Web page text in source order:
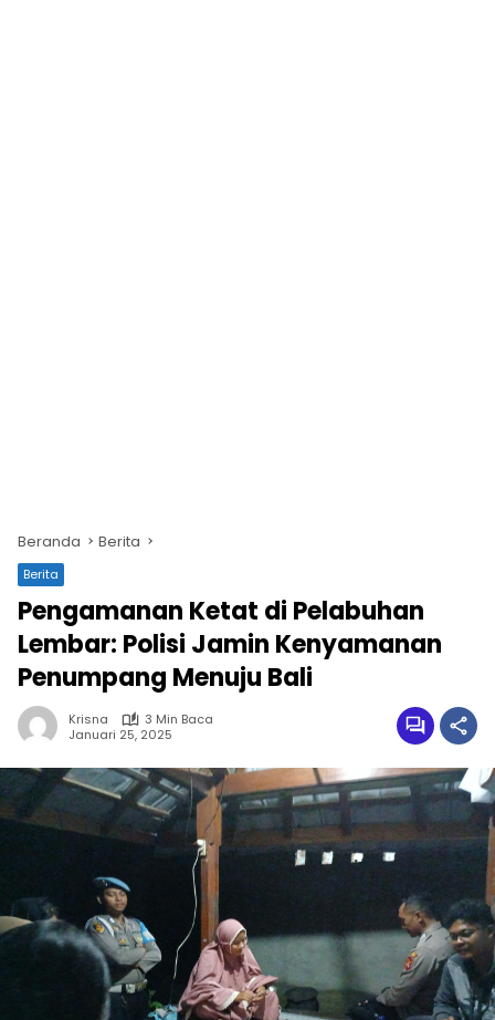
Beranda Berita
Berita
Pengamanan Ketat di Pelabuhan
Lembar: Polisi Jamin Kenyamanan
Penumpang Menuju Bali
Krisna
3 Min Baca
Januari 25, 2025